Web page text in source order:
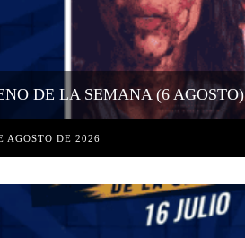
DE LA SEMANA (6 AGOSTO)
AGOSTO DE 2026